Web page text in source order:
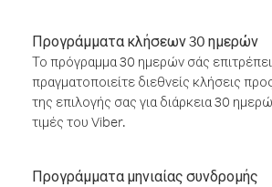
Προγράμματα κλήσεων 30 ημερών
Το πρόγραμμα 30 ημερών σάς
πραγματοποιείτε διεθνείς κλήσεις
της επιλογής σας για διάρκεια 30
τιμές του Viber.
Προγράμματα μηνιαίας συνδρομής